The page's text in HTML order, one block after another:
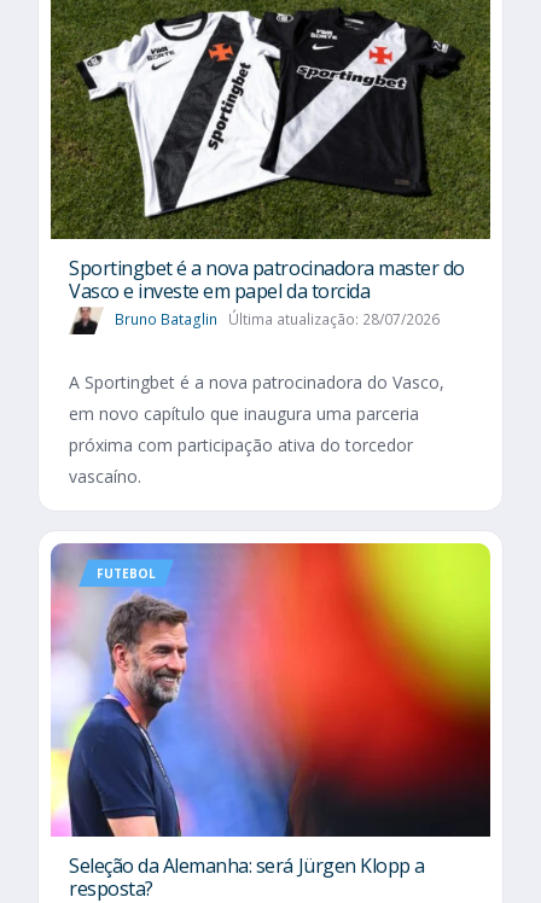
Sportingbet é a nova patrocinadora master do
Vasco e investe em papel da torcida
Bruno Bataglin Última atualização: 28/07/2026
A Sportingbet é a nova patrocinadora do Vasco,
em novo capítulo que inaugura uma parceria
próxima com participação ativa do torcedor
vascaíno.
FUTEBOL
Seleção da Alemanha: será Jürgen Klopp a
resposta?